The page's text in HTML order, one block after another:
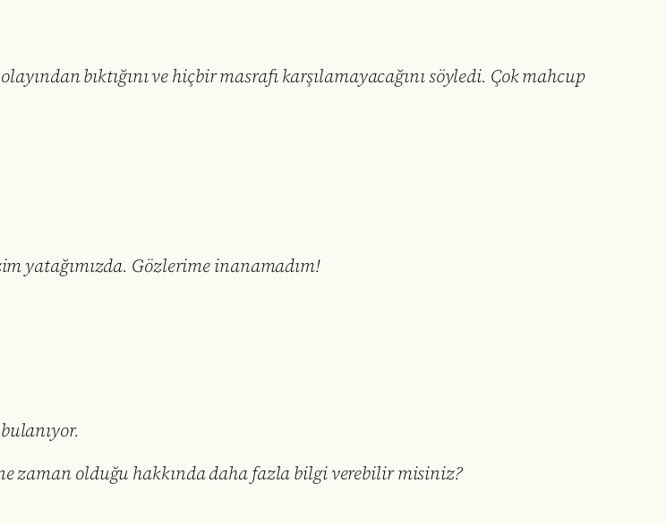
bıktığını ve hiçbir masrafı karşılamayacağını söyledi. Çok mahcup
yatağımızda. Gözlerime inanamadım!
zaman olduğu hakkında daha fazla bilgi verebilir misiniz?